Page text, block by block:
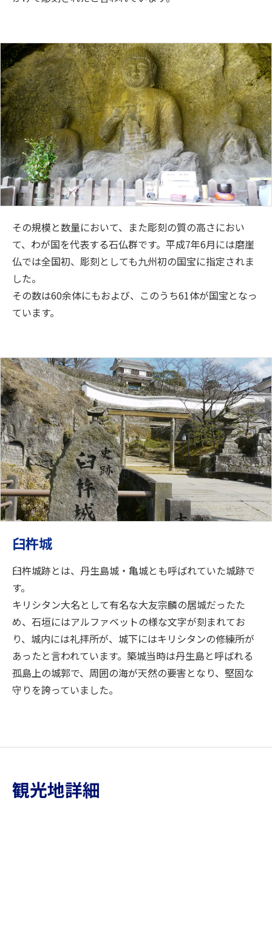
その規模と数量において、また彫刻の質の高さにおい
て、わが国を代表する石仏群です。平成7年6月には磨崖
仏では全国初、彫刻としても九州初の国宝に指定されま
した。
その数は60余体にもおよび、このうち61体が国宝となっ
ています。
臼杵城
臼杵城跡とは、丹生島城・亀城とも呼ばれていた城跡で
す。
キリシタン大名として有名な大友宗麟の居城だったた
め、石垣にはアルファベットの様な文字が刻まれてお
り、城内には礼拝所が、城下にはキリシタンの修練所が
あったと言われています。築城当時は丹生島と呼ばれる
孤島上の城郭で、周囲の海が天然の要害となり、堅固な
守りを誇っていました。
観光地詳細